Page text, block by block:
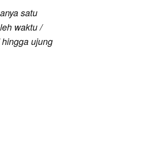
satu
waktu /
ujung